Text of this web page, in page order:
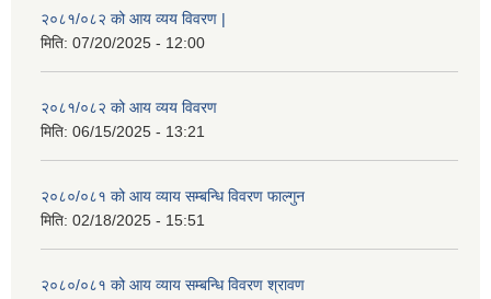
२०८१/०८२ को आय व्यय विवरण |
मिति: 07/20/2025 - 12:00
२०८१/०८२ को आय व्यय विवरण
मिति: 06/15/2025 - 13:21
२०८०/०८१ को आय व्याय सम्बन्धि विवरण फाल्गुन
मिति: 02/18/2025 - 15:51
२०८०/०८१ को आय व्याय सम्बन्धि विवरण श्रावण